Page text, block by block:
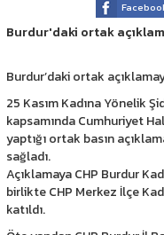
Burdur'daki ortak
Burdur’daki ortak
25 Kasım Kadına Yönelik
kapsamında Cumhuriyet
yaptığı ortak basın
sağladı.
Açıklamaya CHP Burdur
birlikte CHP Merkez İlçe
katıldı.